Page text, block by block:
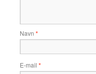
Navn *
E-mail *